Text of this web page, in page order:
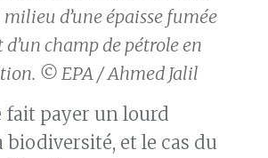
d’une épaisse fumée
d’un champ de pétrole en
© EPA / Ahmed Jalil
fait payer un lourd
et le cas du